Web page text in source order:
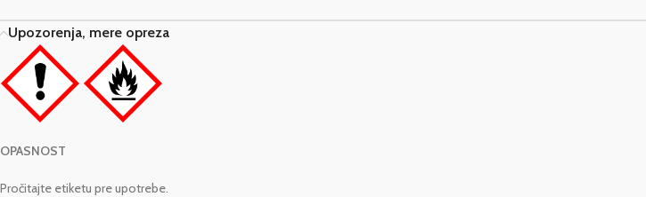
Upozorenja, mere opreza
OPASNOST
Pročitajte etiketu pre upotrebe.